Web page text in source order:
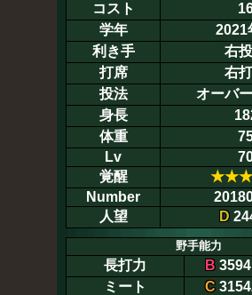
コスト
学年
2021
利き手
右
打席
右
投法
オーバ
身長
体重
Lv
覚醒
★★★
Number
人望
D
野手能力
長打力 B
ミート
C